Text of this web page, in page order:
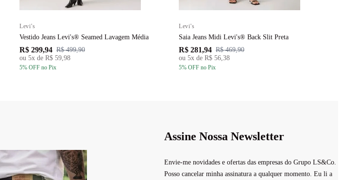
Levi's
Vestido Jeans Levi's® Seamed Lavagem Média
R$ 299,94 R$ 499,90
ou 5x de R$ 59,98
5% OFF no Pix
Levi's
Saia Jeans Midi Levi's® Back Slit Preta
R$ 281,94 R$ 469,90
ou 5x de R$ 56,38
5% OFF no Pix
Assine Nossa Newsletter
Envie-me novidades e ofertas das empresas do Grupo LS&Co.
Posso cancelar minha assinatura a qualquer momento. Eu li a